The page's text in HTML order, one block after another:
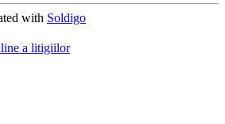
with Soldigo